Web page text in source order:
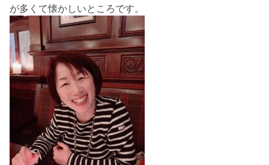
が多くて懐かしいところです。